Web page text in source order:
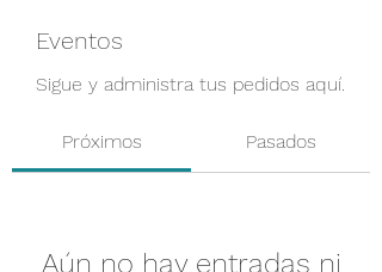
Eventos
Sigue y administra tus pedidos aquí.
Próximos Pasados
Aún no hay entradas ni